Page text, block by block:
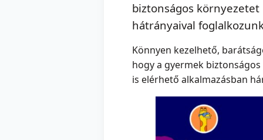
biztonságos
hátrányaival
Könnyen kezelhető,
hogy a gyermek
is elérhető alkalmazásban